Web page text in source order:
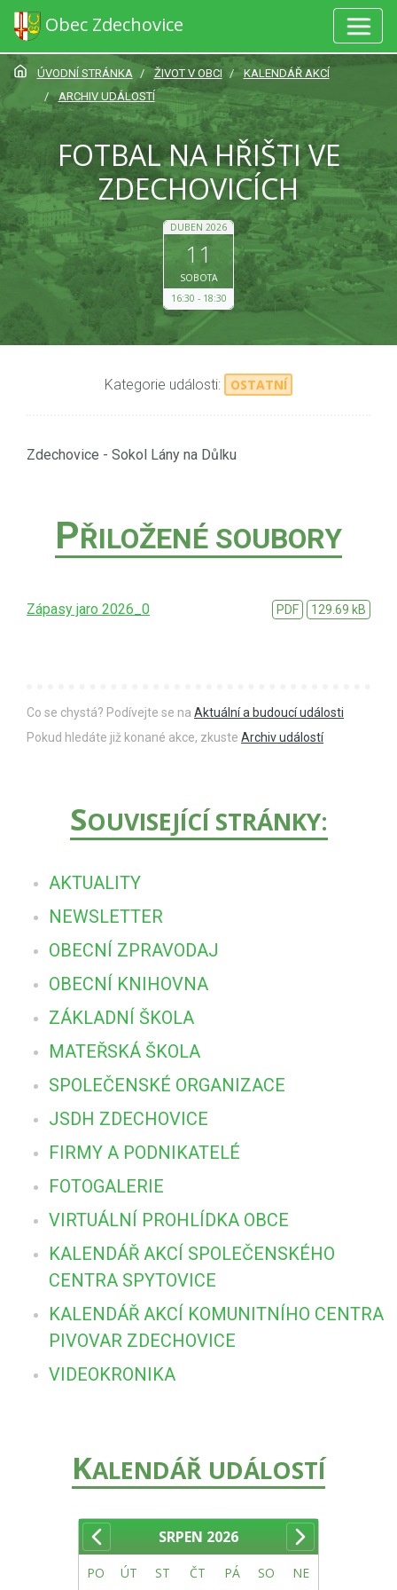
Obec Zdechovice
ÚVODNÍ STRÁNKA ŽIVOT V OBCI
KALENDÁŘ AKCÍ
ARCHIV UDÁLOSTÍ
FOTBAL NA HŘIŠTI VE
ZDECHOVICÍCH
DUBEN 2026
11
SOBOTA
16:30
18:30
Kategorie události: OSTATNÍ
Zdechovice - Sokol Lány na Důlku
PŘILOŽENÉ SOUBORY
Zápasy jaro 2026_0 PDF 129.69 kB
Co se chystá? Podívejte se na Aktuální a budoucí události
Pokud hledáte již konané akce, zkuste Archiv událostí
SOUVISEJÍCÍ STRÁNKY:
AKTUALITY
NEWSLETTER
OBECNÍ ZPRAVODAJ
OBECNÍ KNIHOVNA
ZÁKLADNÍ ŠKOLA
MATEŘSKÁ ŠKOLA
SPOLEČENSKÉ ORGANIZACE
JSDH ZDECHOVICE
FIRMY A PODNIKATELÉ
FOTOGALERIE
VIRTUÁLNÍ PROHLÍDKA OBCE
KALENDÁŘ AKCÍ SPOLEČENSKÉHO
CENTRA SPYTOVICE
KALENDÁŘ AKCÍ KOMUNITNÍHO CENTRA
PIVOVAR ZDECHOVICE
VIDEOKRONIKA
KALENDÁŘ UDÁLOSTÍ
SRPEN 2026
PO ÚT ST ČT PÁ SO NE